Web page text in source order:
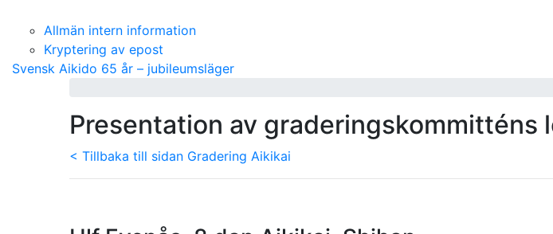
Allmän intern information
Kryptering av epost
Svensk Aikido 65 år – jubileumsläger
Presentation av graderingskommitténs
< Tillbaka till sidan Gradering Aikikai